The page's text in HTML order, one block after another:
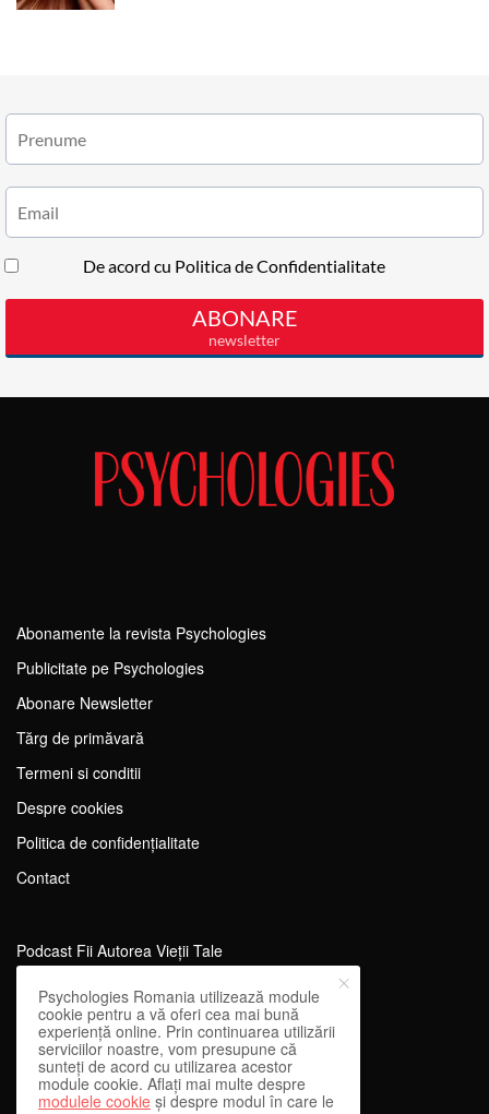
Abonamente la revista Psychologies
Publicitate pe Psychologies
Abonare Newsletter
Tărg de primăvară
Termeni si conditii
Despre cookies
Politica de confidențialitate
Contact
Podcast Fii Autorea Vieții Tale
Evenimente Fii Autoarea Vieții Tale!
SportEdu
Antrenament Mental pentru Sportivi
Learning Network
Psychologies Romania utilizează module
cookie pentru a vă oferi cea mai bună
experiență online. Prin continuarea utilizării
serviciilor noastre, vom presupune că
sunteți de acord cu utilizarea acestor
module cookie. Aflați mai multe despre
modulele cookie și despre modul în care le